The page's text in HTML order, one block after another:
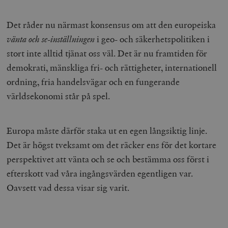
Det råder nu närmast konsensus om att den europeiska
vänta och se-inställningeni geo- och säkerhetspolitiken i
stort inte alltid tjänat oss väl. Det är nu framtiden för
demokrati, mänskliga fri- och rättigheter, internationell
ordning, fria handelsvägar och en fungerande
världsekonomi står på spel.
Europa måste därför staka ut en egen långsiktig linje.
Det är högst tveksamt om det räcker ens för det kortare
perspektivet att vänta och se och bestämma oss först i
efterskott vad våra ingångsvärden egentligen var.
Oavsett vad dessa visar sig varit.
timbro.se
_hjFirstSeen
Hotjar Ltd
.timbro.se
Inc.